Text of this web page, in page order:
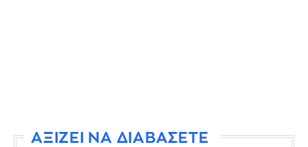
ΑΞΙΖΕΙ ΝΑ ΔΙΑΒΑΣΕΤΕ